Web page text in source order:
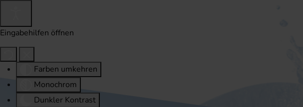
Eingabehilfen öffnen
Farben umkehren
Monochrom
Dunkler Kontrast